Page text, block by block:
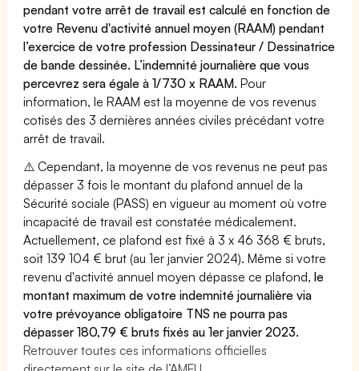
pendant votre arrêt de travail est calculé en fonction de
votre Revenu d'activité annuel moyen (RAAM) pendant
l’exercice de votre profession Dessinateur / Dessinatrice
de bande dessinée. L’indemnité journalière que vous
percevrez sera égale à 1/730 x RAAM. Pour
information, le RAAM est la moyenne de vos revenus
cotisés des 3 dernières années civiles précédant votre
arrêt de travail.
⚠️ Cependant, la moyenne de vos revenus ne peut pas
dépasser 3 fois le montant du plafond annuel de la
Sécurité sociale (PASS) en vigueur au moment où votre
incapacité de travail est constatée médicalement.
Actuellement, ce plafond est fixé à 3 x 46 368 € bruts,
soit 139 104 € brut (au 1er janvier 2024). Même si votre
revenu d'activité annuel moyen dépasse ce plafond,le
montant maximum de votre indemnité journalière via
votre prévoyance obligatoire TNS ne pourra pas
dépasser 180,79 € bruts fixés au 1er janvier 2023.
Retrouver toutes ces informations officielles